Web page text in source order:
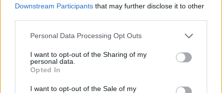
Downstream Participants that may further disclose it to other
Personal Data Processing Opt Outs
I want to opt-out of the Sharing of my
personal data.
Opted In
I want to opt-out of the Sale of my
Ginekologia - specjalista radzi, dla
pacjentki
POWIĄZANE